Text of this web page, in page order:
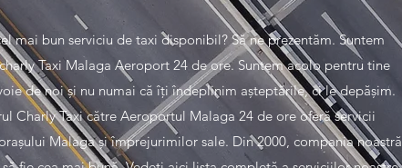
mai bun serviciu de taxi disponibil? Să ne prezentăm. Suntem
Taxi Malaga Aeroport 24 de ore. Suntem acolo pentru tine
de noi și nu numai că îți îndeplinim așteptările, ci le depășim.
Charly Taxi către Aeroportul Malaga 24 de ore oferă servicii
Malaga și împrejurimilor sale. Din 2000, compania noastră